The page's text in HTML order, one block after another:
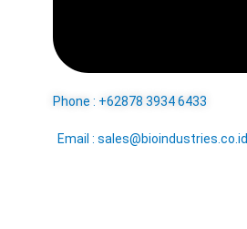
Phone : +62878 3934 6433
Email : sales@bioindustries.co.id